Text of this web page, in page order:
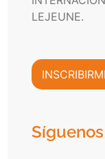
ov
d
a
c
i
C
o
m
c
LEJEUNE.